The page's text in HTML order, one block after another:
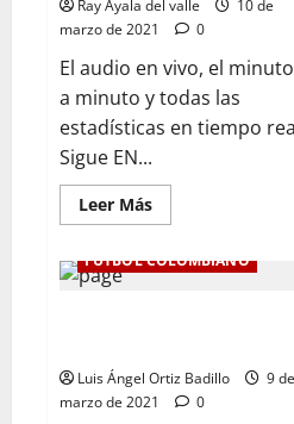
Ray Ayala del valle
10 de
marzo de 2021
0
El audio en vivo, el minuto
a minuto y todas las
estadísticas en tiempo
Sigue EN...
Leer Más
FÚTBOL COLOMBIANO
Luis Ángel Ortiz Badillo
9 de
marzo de 2021
0